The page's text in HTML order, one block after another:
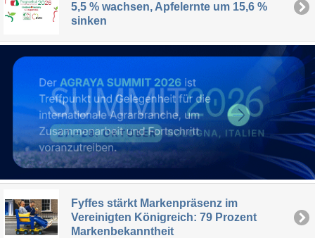
5,5 % wachsen, Apfelernte um 15,6 %
sinken
Fyffes stärkt Markenpräsenz im
Vereinigten Königreich: 79 Prozent
Markenbekanntheit